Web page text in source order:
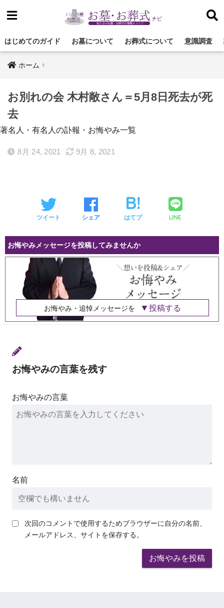
はじめてのガイド お墓について お葬式について 意識調査
ホーム
お別れの会 木村敞さん＝5月8日死去が死
去
著名人・有名人の訃報・お悔やみ一覧
8月 24, 2021 9月 8, 2021
ツイート シェア はてブ LINE
お悔やみメッセージを投稿してみませんか
お悔やみ・追悼メッセージを 投稿する
お悔やみの言葉を残す
お悔やみの言葉
名前
次回のコメントで使用するためブラウザーに自分の名前、
メールアドレス、サイトを保存する。